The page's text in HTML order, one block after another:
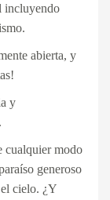
incluyendo
abierta, y
y
cualquier modo
generoso
el cielo. ¿Y